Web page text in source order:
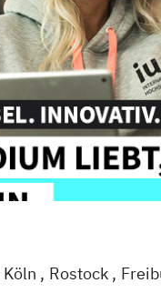
Köln Rostock